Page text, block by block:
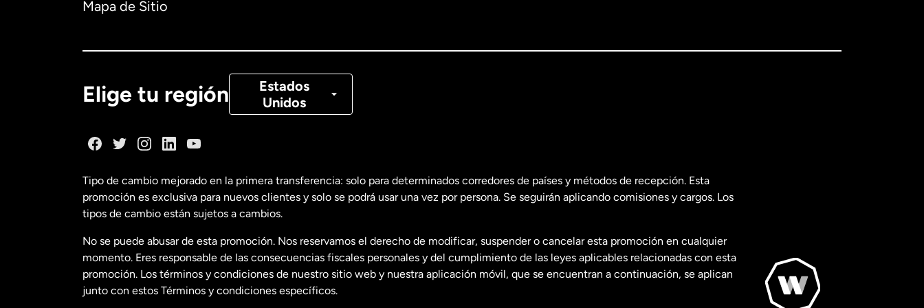
Mapa de Sitio
Elige tu región
Estados
Unidos
Canadá Français
Estados Unidos English
Estados Unidos Español
Francia
Tipo de cambio mejorado en la primera transferencia: solo para determinados corredores de países y métodos de recepción. Esta
promoción es exclusiva para nuevos clientes y solo se podrá usar una vez por persona. Se seguirán aplicando comisiones y cargos. Los
tipos de cambio están sujetos a cambios.
No se puede abusar de esta promoción. Nos reservamos el derecho de modificar, suspender o cancelar esta promoción en cualquier
momento. Eres responsable de las consecuencias fiscales personales y del cumplimiento de las leyes aplicables relacionadas con esta
promoción. Los términos y condiciones de nuestro sitio web y nuestra aplicación móvil, que se encuentran a continuación, se aplican
junto con estos Términos y condiciones específicos.